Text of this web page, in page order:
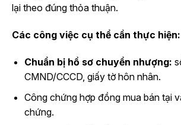
lại theo đúng thỏa thuận.
Các công việc cụ thể cần thực hiện:
Chuẩn bị hồ sơ chuyển nhượng:
CMND/CCCD, giấy tờ hôn nhân.
Công chứng hợp đồng mua bán tại
chứng.